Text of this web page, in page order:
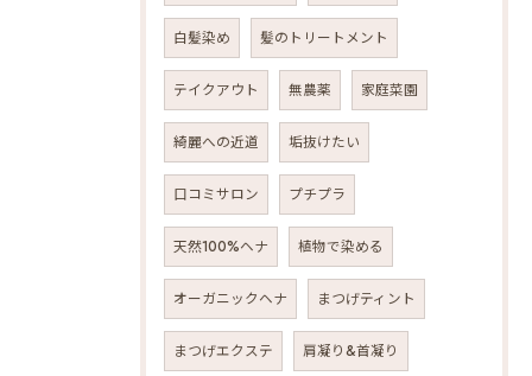
白髪染め 髪のトリートメント
テイクアウト 無農薬 家庭菜園
綺麗への近道 垢抜けたい
口コミサロン プチプラ
天然100%ヘナ 植物で染める
オーガニックヘナ まつげティント
まつげエクステ 肩凝り&首凝り